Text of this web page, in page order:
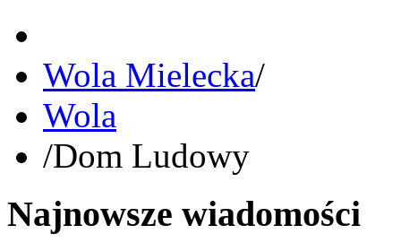
Wola Mielecka/
Wola
/Dom Ludowy
Najnowsze wiadomości